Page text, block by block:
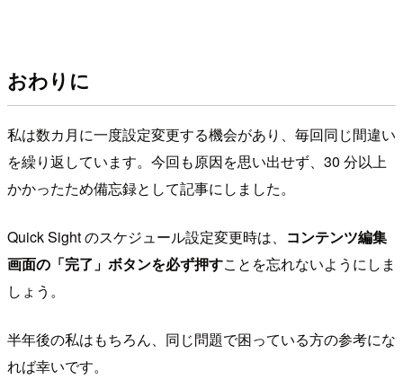
おわりに
私は数カ月に一度設定変更する機会があり、毎回同じ間違い
を繰り返しています。今回も原因を思い出せず、30 分以上
かかったため備忘録として記事にしました。
Quick Sight のスケジュール設定変更時は、 コンテンツ編集
画面の「完了」ボタンを必ず押すことを忘れないようにしま
しょう。
半年後の私はもちろん、同じ問題で困っている方の参考にな
れば幸いです。